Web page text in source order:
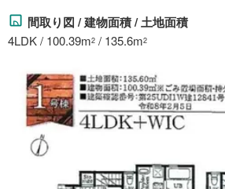
間取り図 / 建物面積 / 土地面積
4LDK / 100.39m2 / 135.6m2